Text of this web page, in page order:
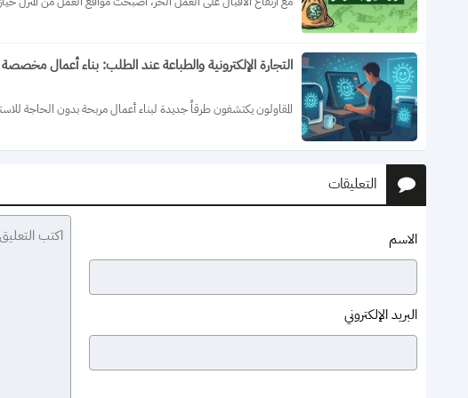
التجارة الإلكترونية والطباعة عند الطلب: بناء أعمال
المقاولون يكتشفون طرقاً جديدة لبناء أعمال مربحة بدون الحاجة
التعليقات
الاسم
البريد الإلكتروني